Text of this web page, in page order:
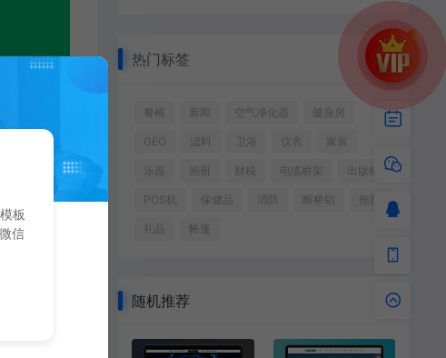
热门标签
餐椅 新闻 空气净化器 健身房
GEO 滤料 卫浴 仪表 家装
乐器 画册 财税 电缆桥架 出版物
POS机 保健品 消防 断桥铝 拖把
礼品 帐篷
随机推荐
板
信